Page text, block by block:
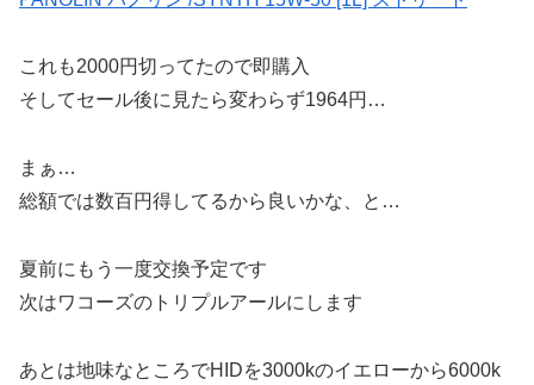
これも2000円切ってたので即購入
そしてセール後に見たら変わらず1964円…
まぁ…
総額では数百円得してるから良いかな、と…
夏前にもう一度交換予定です
次はワコーズのトリプルアールにします
あとは地味なところでHIDを3000kのイエローから6000k